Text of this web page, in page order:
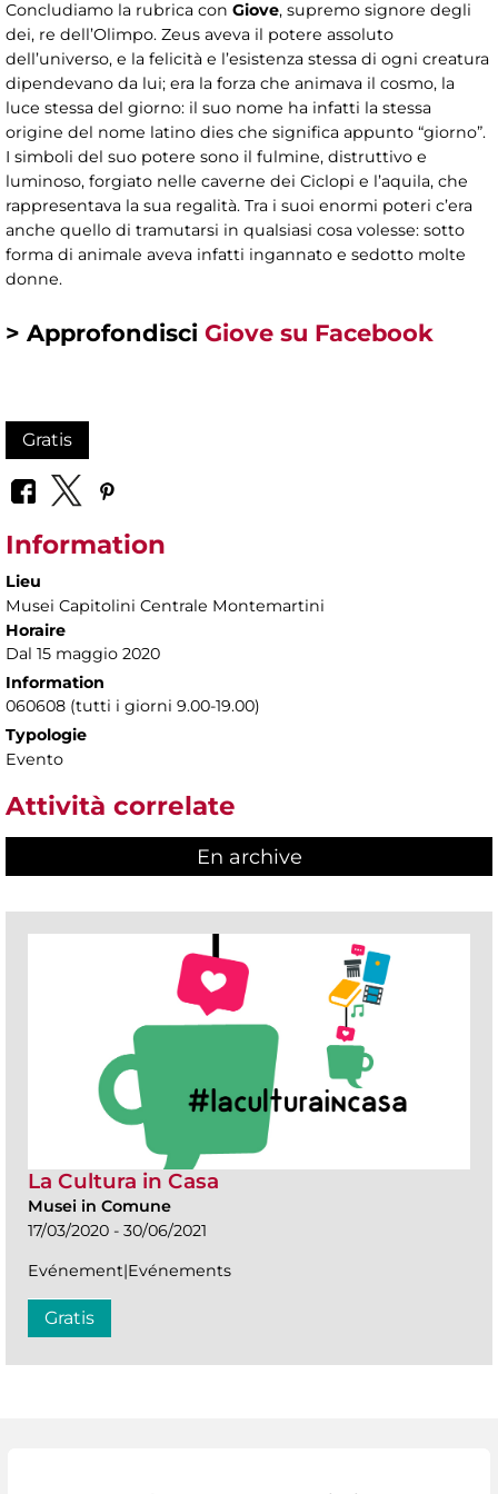
Concludiamo la rubrica con Giove, supremo signore degli
dei, re dell’Olimpo. Zeus aveva il potere assoluto
dell’universo, e la felicità e l’esistenza stessa di ogni creatura
dipendevano da lui; era la forza che animava il cosmo, la
luce stessa del giorno: il suo nome ha infatti la stessa
origine del nome latino dies che significa appunto “giorno”.
I simboli del suo potere sono il fulmine, distruttivo e
luminoso, forgiato nelle caverne dei Ciclopi e l’aquila, che
rappresentava la sua regalità. Tra i suoi enormi poteri c’era
anche quello di tramutarsi in qualsiasi cosa volesse: sotto
forma di animale aveva infatti ingannato e sedotto molte
donne.
> Approfondisci Giove su Facebook
Gratis
Information
Lieu
Musei Capitolini Centrale Montemartini
Horaire
Dal 15 maggio 2020
Information
060608 (tutti i giorni 9.00-19.00)
Typologie
Evento
Attività correlate
En archive
La Cultura in Casa
Musei in Comune
17/03/2020 - 30/06/2021
Evénement|Evénements
Gratis